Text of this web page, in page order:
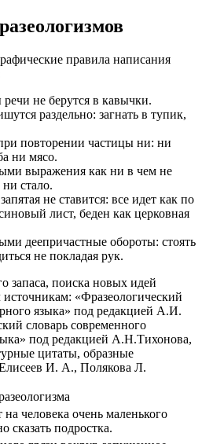
правила написания
не берутся в кавычки.
раздельно: загнать в тупик,
повторении частицы ни: ни
ни мясо.
выражения как ни в чем не
стало.
не ставится: все идет как по
лист, беден как церковная
деепричастные обороты: стоять
не покладая рук.
запаса, поиска новых идей
«Фразеологический
языка» под редакцией А.И.
словарь современного
под редакцией А.Н.Тихонова,
цитаты, образные
И. А., Полякова Л.
на человека очень маленького
сказать подростка.